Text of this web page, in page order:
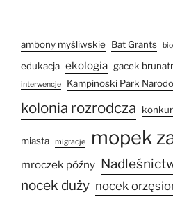
ambony myśliwskie Bat Grants
edukacja ekologia gacek
interwencje Kampinoski Park
kolonia rozrodcza
miasta migracje mopek
mroczek późny
nocek duży nocek